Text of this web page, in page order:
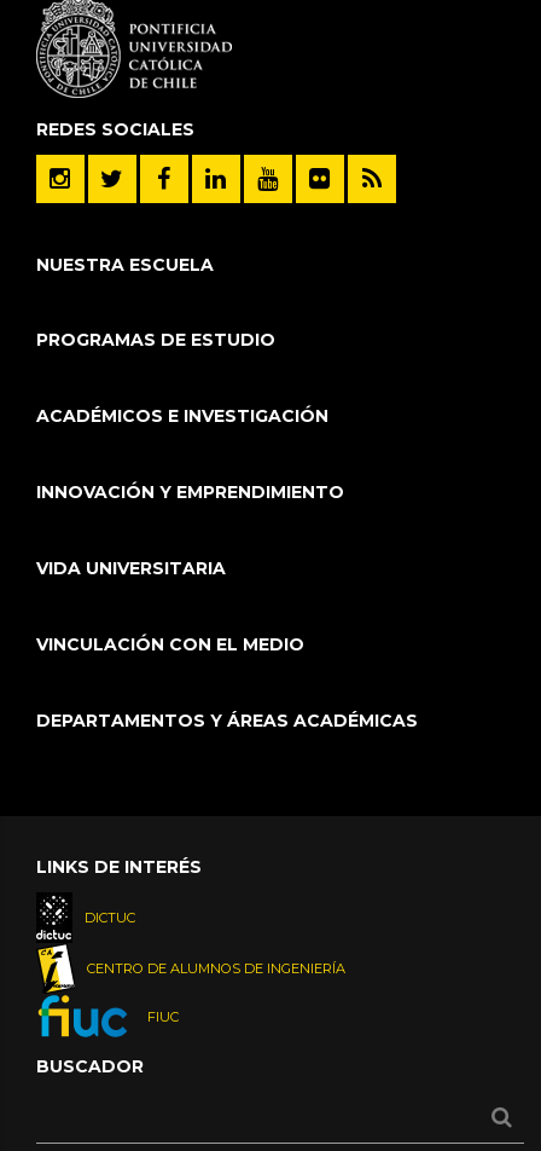
REDES SOCIALES
NUESTRA ESCUELA
PROGRAMAS DE ESTUDIO
ACADÉMICOS E INVESTIGACIÓN
INNOVACIÓN Y EMPRENDIMIENTO
VIDA UNIVERSITARIA
VINCULACIÓN CON EL MEDIO
DEPARTAMENTOS Y ÁREAS ACADÉMICAS
LINKS DE INTERÉS
DICTUC
CENTRO DE ALUMNOS DE INGENIERÍA
FIUC
BUSCADOR